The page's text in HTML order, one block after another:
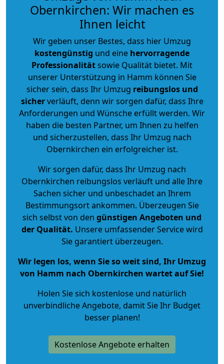
Obernkirchen: Wir machen es
Ihnen leicht
Wir geben unser Bestes, dass hier Umzug
kostengünstig und eine hervorragende
Professionalitätsowie Qualität bietet. Mit
unserer Unterstützung in Hamm können Sie
sicher sein, dass Ihr Umzug reibungslos und
sicherverläuft, denn wir sorgen dafür, dass Ihre
Anforderungen und Wünsche erfüllt werden. Wir
haben die besten Partner, um Ihnen zu helfen
und sicherzustellen, dass Ihr Umzug nach
Obernkirchen ein erfolgreicher ist.
Wir sorgen dafür, dass Ihr Umzug nach
Obernkirchen reibungslos verläuft und alle Ihre
Sachen sicher und unbeschadet an Ihrem
Bestimmungsort ankommen. Überzeugen Sie
sich selbst von den günstigen Angeboten und
der Qualität. Unsere umfassender Service wird
Sie garantiert überzeugen.
Wir legen los, wenn Sie so weit sind, Ihr Umzug
von Hamm nach Obernkirchen wartet auf Sie!
Holen Sie sich kostenlose und natürlich
unverbindliche Angebote, damit Sie Ihr Budget
besser planen!
Kostenlose Angebote erhalten